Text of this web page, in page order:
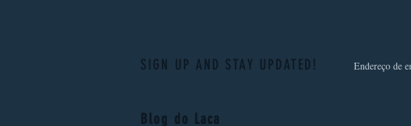
SIGN UP AND STAY UPDATED!
Blog do Laca